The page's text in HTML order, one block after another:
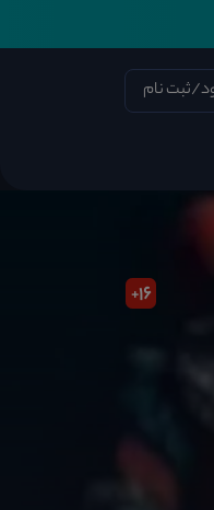
ثبت نام
16
+